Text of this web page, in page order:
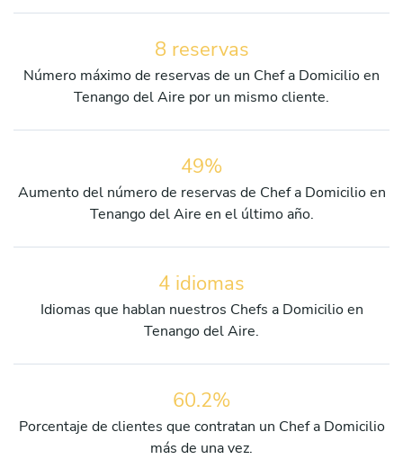
8 reservas
Número máximo de reservas de un Chef a Domicilio en
Tenango del Aire por un mismo cliente.
49%
Aumento del número de reservas de Chef a Domicilio en
Tenango del Aire en el último año.
4 idiomas
Idiomas que hablan nuestros Chefs a Domicilio en
Tenango del Aire.
60.2%
Porcentaje de clientes que contratan un Chef a Domicilio
más de una vez.